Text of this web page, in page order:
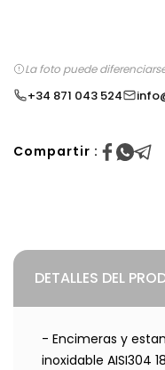
La foto puede
+34 871 043 524
Compartir :
DETALLES DEL
- Encimeras y
inoxidable AISI304